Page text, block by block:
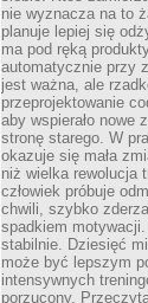
nie wyznacza na to
planuje lepiej się
ma pod ręką
automatycznie przy
jest ważna, ale
przeprojektowanie
aby wspierało nowe
stronę starego. W
okazuje się mała
niż wielka rewolucja
człowiek próbuje
chwili, szybko
spadkiem
stabilnie. Dziesięć
może być lepszym
intensywnych
porzucony.